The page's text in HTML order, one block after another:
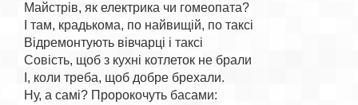
Майстрів, як електрика чи гомеопата?
І там, крадькома, по найвищій, по таксі
Відремонтують вівчарці і таксі
Совість, щоб з кухні котлеток не брали
І, коли треба, щоб добре брехали.
Ну, а самі? Пророкочуть басами: